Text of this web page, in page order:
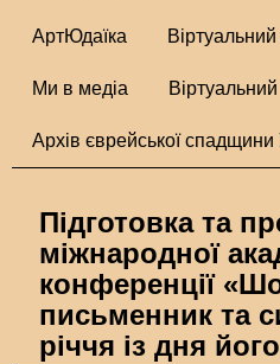
АртЮдаїка
Ми в медіа
Архів єврейської спадщини
Підготовка та
міжнародної
конференції
письменник та
річчя із дня